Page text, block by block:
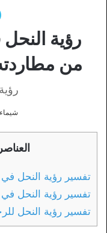
رؤية
من
العناصر
تفسير رؤية النحل في
تفسير رؤية النحل في
تفسير رؤية النحل